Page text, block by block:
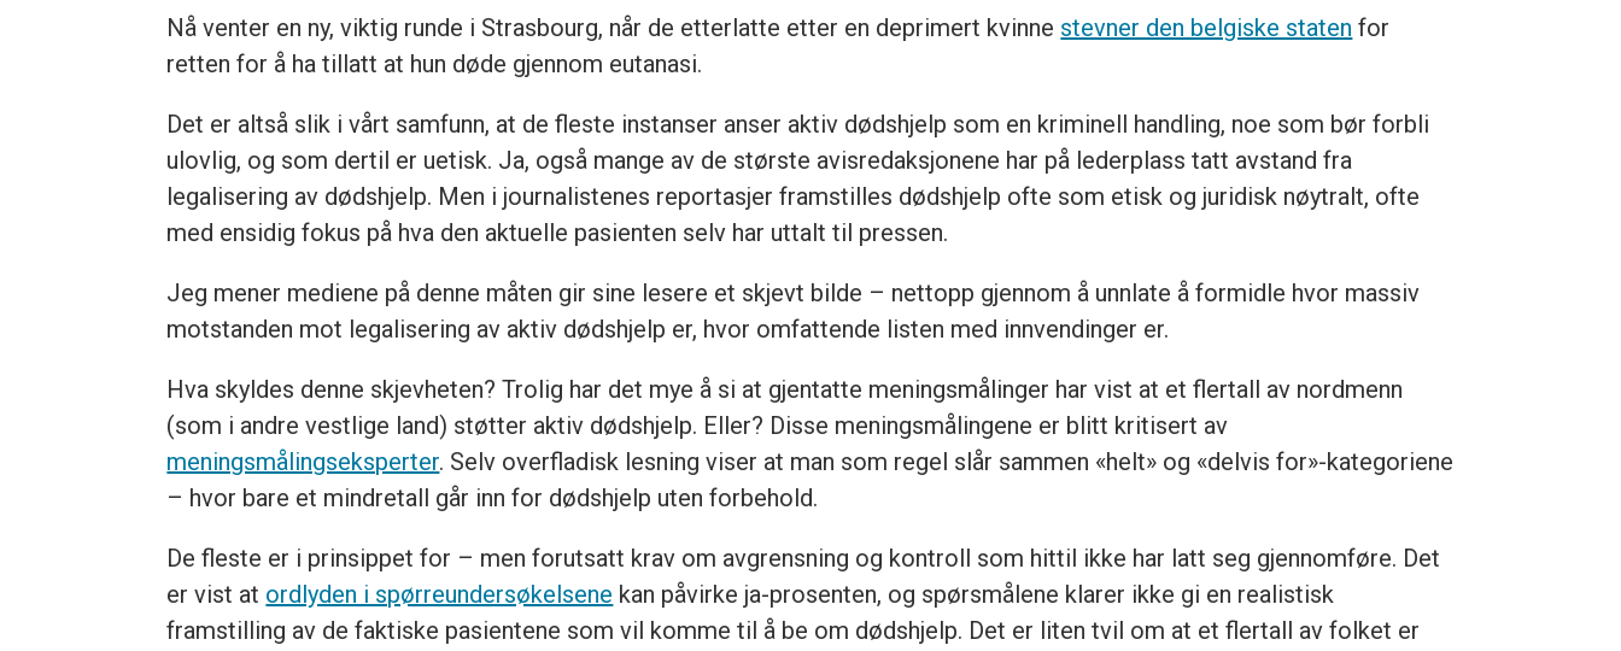
Nå venter en ny, viktig runde i Strasbourg, når de etterlatte etter en deprimert kvinne stevner den belgiske staten for
retten for å ha tillatt at hun døde gjennom eutanasi.
Det er altså slik i vårt samfunn, at de fleste instanser anser aktiv dødshjelp som en kriminell handling, noe som bør forbli
ulovlig, og som dertil er uetisk. Ja, også mange av de største avisredaksjonene har på lederplass tatt avstand fra
legalisering av dødshjelp. Men i journalistenes reportasjer framstilles dødshjelp ofte som etisk og juridisk nøytralt, ofte
med ensidig fokus på hva den aktuelle pasienten selv har uttalt til pressen.
Jeg mener mediene på denne måten gir sine lesere et skjevt bilde – nettopp gjennom å unnlate å formidle hvor massiv
motstanden mot legalisering av aktiv dødshjelp er, hvor omfattende listen med innvendinger er.
Hva skyldes denne skjevheten? Trolig har det mye å si at gjentatte meningsmålinger har vist at et flertall av nordmenn
(som i andre vestlige land) støtter aktiv dødshjelp. Eller? Disse meningsmålingene er blitt kritisert av
meningsmålingseksperter. Selv overfladisk lesning viser at man som regel slår sammen «helt» og «delvis for»-kategoriene
– hvor bare et mindretall går inn for dødshjelp uten forbehold.
De fleste er i prinsippet for – men forutsatt krav om avgrensning og kontroll som hittil ikke har latt seg gjennomføre. Det
er vist at ordlyden i spørreundersøkelsene kan påvirke ja-prosenten, og spørsmålene klarer ikke gi en realistisk
framstilling av de faktiske pasientene som vil komme til å be om dødshjelp. Det er liten tvil om at et flertall av folket er